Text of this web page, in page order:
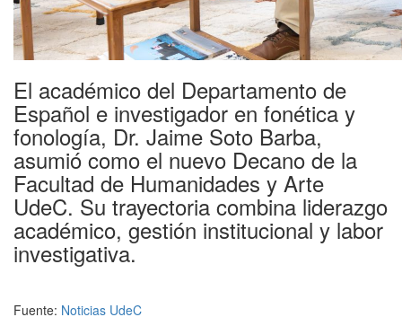
El académico del Departamento de
Español e investigador en fonética y
fonología, Dr. Jaime Soto Barba,
asumió como el nuevo Decano de la
Facultad de Humanidades y Arte
UdeC. Su trayectoria combina liderazgo
académico, gestión institucional y labor
investigativa.
Fuente: Noticias UdeC